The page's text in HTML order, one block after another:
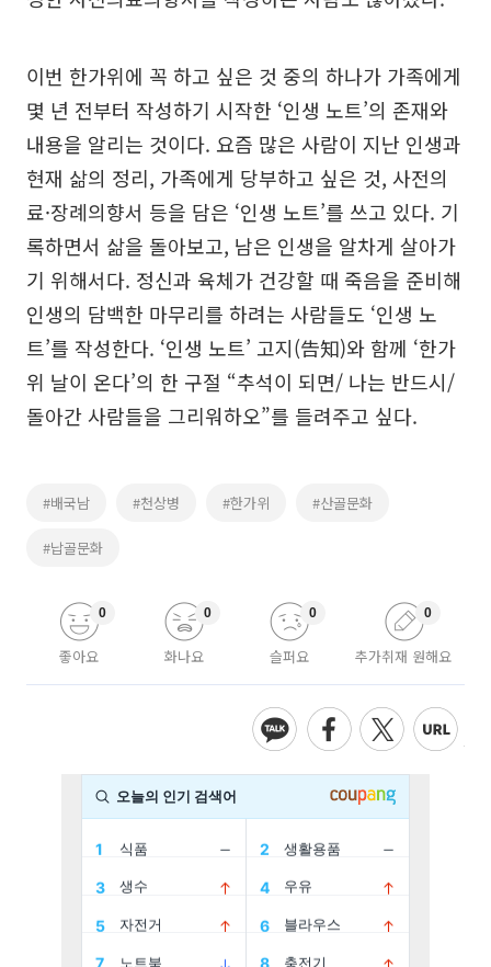
이번 한가위에 꼭 하고 싶은 것 중의 하나가 가족에게
몇 년 전부터 작성하기 시작한 ‘인생 노트’의 존재와
내용을 알리는 것이다. 요즘 많은 사람이 지난 인생과
현재 삶의 정리, 가족에게 당부하고 싶은 것, 사전의
료·장례의향서 등을 담은 ‘인생 노트’를 쓰고 있다. 기
록하면서 삶을 돌아보고, 남은 인생을 알차게 살아가
기 위해서다. 정신과 육체가 건강할 때 죽음을 준비해
인생의 담백한 마무리를 하려는 사람들도 ‘인생 노
트’를 작성한다. ‘인생 노트’ 고지(告知)와 함께 ‘한가
위 날이 온다’의 한 구절 “추석이 되면/ 나는 반드시/
돌아간 사람들을 그리워하오”를 들려주고 싶다.
#배국남 #천상병 #한가위 #산골문화
#납골문화
좋아요
0
화나요
0
슬퍼요
0
추가취재 원해요
0